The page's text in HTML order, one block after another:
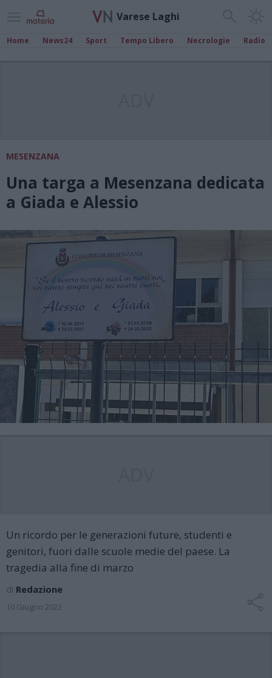
Varese Laghi
Home News24 Sport Tempo Libero Necrologie Radio
MESENZANA
Una targa a Mesenzana dedicata
a Giada e Alessio
Un ricordo per le generazioni future, studenti e
genitori, fuori dalle scuole medie del paese. La
tragedia alla fine di marzo
di Redazione
10 Giugno 2022